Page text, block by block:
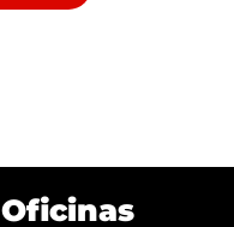
Oficinas